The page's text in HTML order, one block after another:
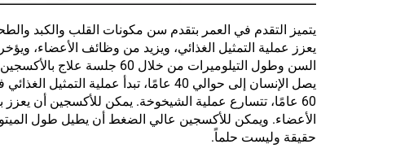
يتميز التقدم في العمر بتقدم سن مكونات القلب والكبد
يعزز عملية التمثيل الغذائي، ويزيد من وظائف الأعضاء،
60 عامًا، تتسارع عملية الشيخوخة. يمكن للأكسجين أن
الأعضاء. ويمكن للأكسجين عالي الضغط أن يطيل طول
حقيقة وليست حلماً.